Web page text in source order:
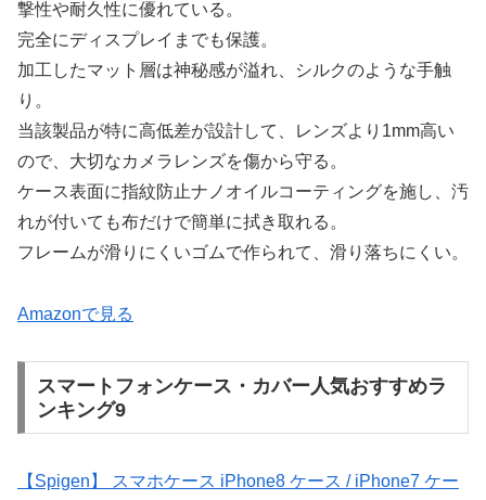
撃性や耐久性に優れている。
完全にディスプレイまでも保護。
加工したマット層は神秘感が溢れ、シルクのような手触
り。
当該製品が特に高低差が設計して、レンズより1mm高い
ので、大切なカメラレンズを傷から守る。
ケース表面に指紋防止ナノオイルコーティングを施し、汚
れが付いても布だけで簡単に拭き取れる。
フレームが滑りにくいゴムで作られて、滑り落ちにくい。
Amazonで見る
スマートフォンケース・カバー人気おすすめラ
ンキング9
【Spigen】 スマホケース iPhone8 ケース / iPhone7 ケー